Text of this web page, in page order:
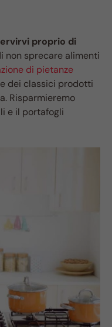
proprio di
non sprecare alimenti
di pietanze
dei classici prodotti
Risparmieremo
e il portafogli